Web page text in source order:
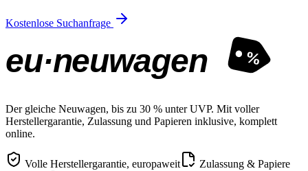
Kostenlose Suchanfrage
eu·neuwagen %
Der gleiche Neuwagen, bis zu 30 % unter UVP. Mit voller
Herstellergarantie, Zulassung und Papieren inklusive, komplett
online.
Volle Herstellergarantie, europaweit
Zulassung & Papiere